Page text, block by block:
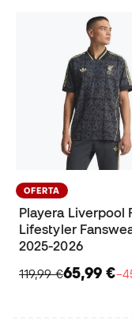
OFERTA
Playera Liverpool
Lifestyler
2025-2026
119,99 €65,99 €